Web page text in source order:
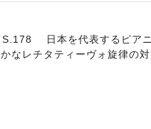
日本を代表するピア
なレチタティーヴォ旋律の